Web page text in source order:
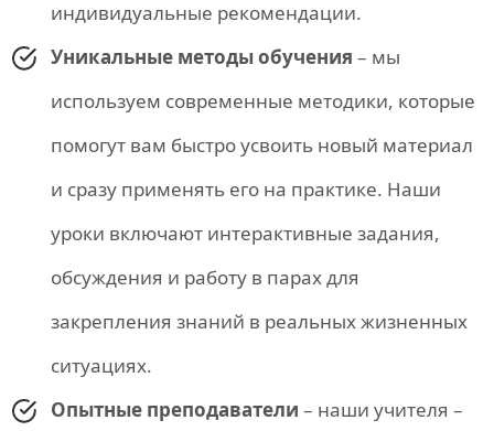
индивидуальные рекомендации.
Уникальные методы обучения – мы
используем современные методики, которые
помогут вам быстро усвоить новый материал
и сразу применять его на практике. Наши
уроки включают интерактивные задания,
обсуждения и работу в парах для
закрепления знаний в реальных жизненных
ситуациях.
Опытные преподаватели – наши учителя –